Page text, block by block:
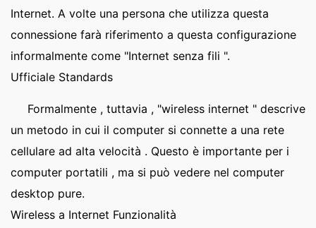
Internet. A volte una persona che utilizza questa
connessione farà riferimento a questa configurazione
informalmente come "Internet senza fili ".
Ufficiale Standards
Formalmente , tuttavia , "wireless internet " descrive
un metodo in cui il computer si connette a una rete
cellulare ad alta velocità . Questo è importante per i
computer portatili , ma si può vedere nel computer
desktop pure.
Wireless a Internet Funzionalità